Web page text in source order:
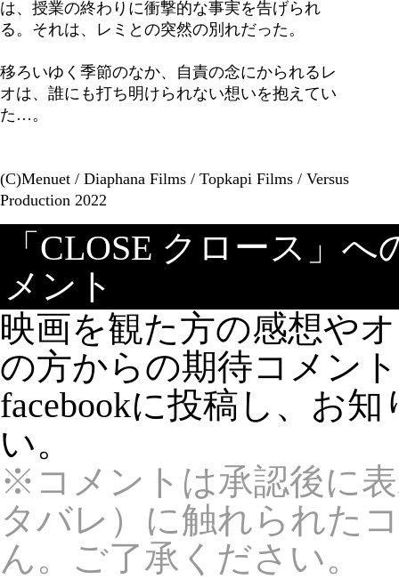
は、授業の終わりに衝撃的な事実を告げられ
る。それは、レミとの突然の別れだった。
移ろいゆく季節のなか、自責の念にかられるレ
オは、誰にも打ち明けられない想いを抱えてい
た…。
(C)Menuet / Diaphana Films / Topkapi Films / Versus
Production 2022
「CLOSE クロース」
メント
映画を観た方の感想や
の方からの期待コメン
facebookに投稿し、お
い。
※コメントは承認後に
タバレ）に触れられた
ん。ご了承ください。